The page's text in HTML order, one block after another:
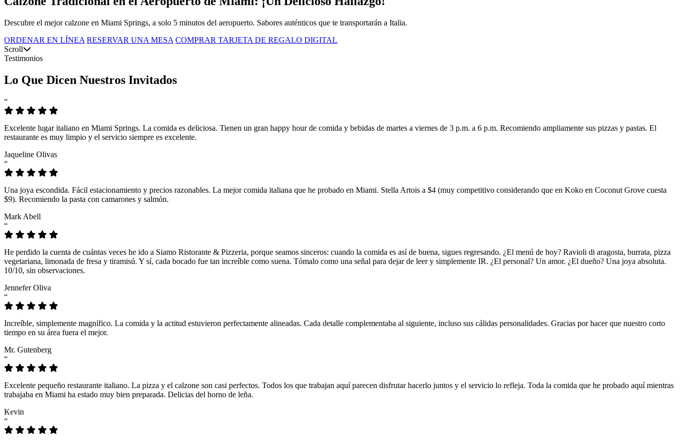
Descubre el mejor calzone en Miami Springs, a solo 5 minutos del aeropuerto. Sabores auténticos que te transportarán a Italia.
ORDENAR EN LÍNEA RESERVAR UNA MESA COMPRAR TARJETA DE REGALO DIGITAL
Scroll
Testimonios
Lo Que Dicen Nuestros Invitados
“
Excelente lugar italiano en Miami Springs. La comida es deliciosa. Tienen un gran happy hour de comida y bebidas de martes a viernes de 3 p.m. a 6 p.m. Recomiendo ampliamente sus pizzas y pastas. El
restaurante es muy limpio y el servicio siempre es excelente.
Jaqueline Olivas
“
Una joya escondida. Fácil estacionamiento y precios razonables. La mejor comida italiana que he probado en Miami. Stella Artois a $4 (muy competitivo considerando que en Koko en Coconut Grove cuesta
$9). Recomiendo la pasta con camarones y salmón.
Mark Abell
“
He perdido la cuenta de cuántas veces he ido a Siamo Ristorante & Pizzeria, porque seamos sinceros: cuando la comida es así de buena, sigues regresando. ¿El menú de hoy? Ravioli di aragosta, burrata, pizza
vegetariana, limonada de fresa y tiramisú. Y sí, cada bocado fue tan increíble como suena. Tómalo como una señal para dejar de leer y simplemente IR. ¿El personal? Un amor. ¿El dueño? Una joya absoluta.
10/10, sin observaciones.
Jennefer Oliva
“
Increíble, simplemente magnífico. La comida y la actitud estuvieron perfectamente alineadas. Cada detalle complementaba al siguiente, incluso sus cálidas personalidades. Gracias por hacer que nuestro corto
tiempo en su área fuera el mejor.
Mr. Gutenberg
“
Excelente pequeño restaurante italiano. La pizza y el calzone son casi perfectos. Todos los que trabajan aquí parecen disfrutar hacerlo juntos y el servicio lo refleja. Toda la comida que he probado aquí mientras
trabajaba en Miami ha estado muy bien preparada. Delicias del horno de leña.
Kevin
“